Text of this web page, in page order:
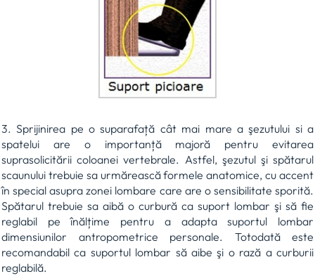
3. Sprijinirea pe o suparafață cât mai mare a şezutului si a
spatelui are o importanță majoră pentru evitarea
suprasolicitării coloanei vertebrale. Astfel, şezutul şi spătarul
scaunului trebuie sa urmărească formele anatomice, cu accent
în special asupra zonei lombare care are o sensibilitate sporită.
Spătarul trebuie sa aibă o curbură ca suport lombar şi să fie
reglabil pe înălțime pentru a adapta suportul lombar
dimensiunilor antropometrice personale. Totodată este
recomandabil ca suportul lombar să aibe şi o rază a curburii
reglabilă.